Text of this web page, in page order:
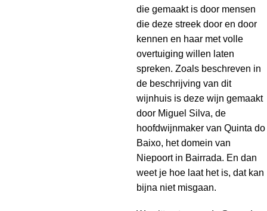
die gemaakt is door mensen
die deze streek door en door
kennen en haar met volle
overtuiging willen laten
spreken. Zoals beschreven in
de beschrijving van dit
wijnhuis is deze wijn gemaakt
door Miguel Silva, de
hoofdwijnmaker van Quinta do
Baixo, het domein van
Niepoort in Bairrada. En dan
weet je hoe laat het is, dat kan
bijna niet misgaan.